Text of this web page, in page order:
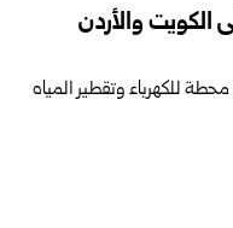
الكويت والأردن